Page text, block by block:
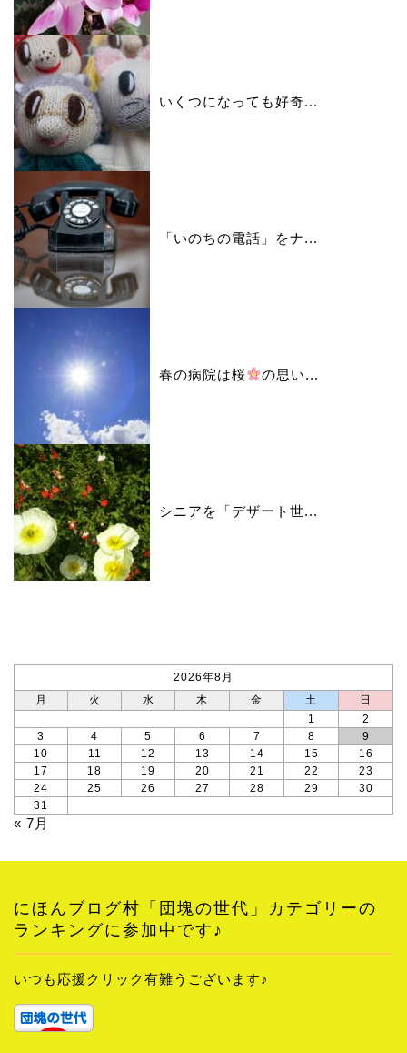
いくつになっても好奇...
「いのちの電話」をナ...
春の病院は桜 の思い...
シニアを「デザート世...
2026年8月
月
火 水 木 金 土
日
1
2
3
4 5 6 7 8
9
10
11 12 13 14 15
16
17
18 19 20 21 22
23
24
25 26 27 28 29
30
31
« 7月
にほんブログ村「団塊の世代」カテゴリーの
ランキングに参加中です♪
いつも応援クリック有難うございます♪